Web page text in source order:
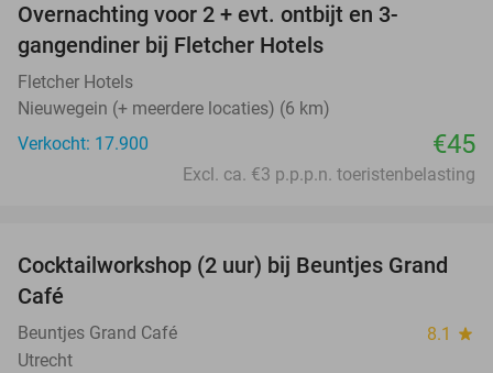
Overnachting voor 2 + evt. ontbijt en 3-
gangendiner bij Fletcher Hotels
Fletcher Hotels
Nieuwegein (+ meerdere locaties) (6 km)
Verkocht: 17.900
€45
Excl. ca. €3 p.p.p.n. toeristenbelasting
40%
Cocktailworkshop (2 uur) bij Beuntjes Grand
Café
Beuntjes Grand Café 8.1 star
Utrecht